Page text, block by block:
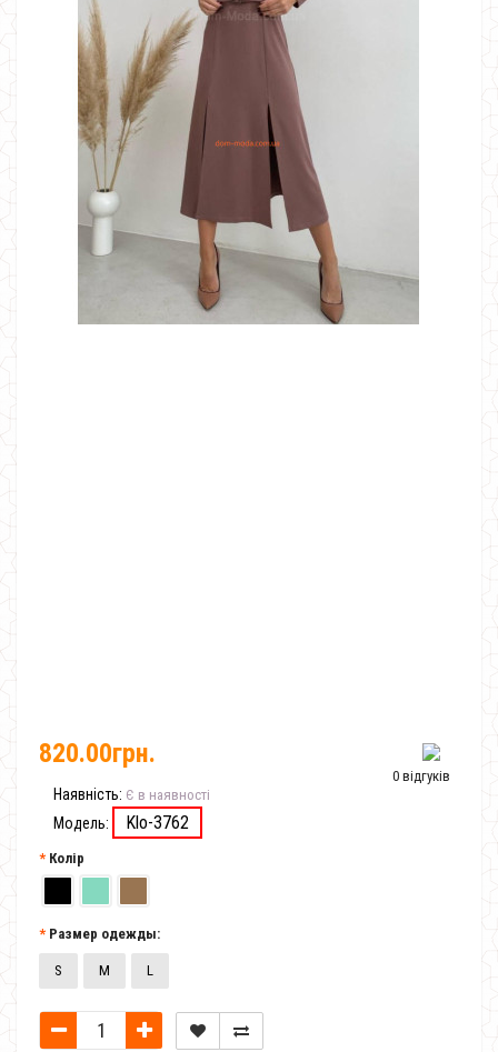
0 відгуків
820.00грн.
Наявність: Є в наявності
Модель: Klo-3762
Колір
Размер одежды:
S M L